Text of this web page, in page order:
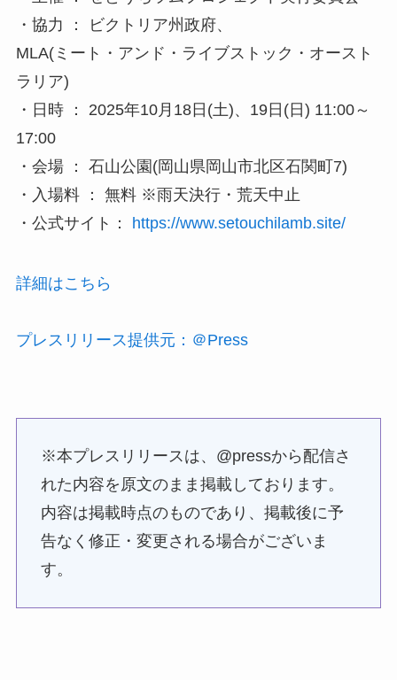
・協力 ： ビクトリア州政府、
MLA(ミート・アンド・ライブストック・オースト
ラリア)
・日時 ： 2025年10月18日(土)、19日(日) 11:00～
17:00
・会場 ： 石山公園(岡山県岡山市北区石関町7)
・入場料 ： 無料 ※雨天決行・荒天中止
・公式サイト：
https://www.setouchilamb.site/
詳細はこちら
プレスリリース提供元：＠Press
※本プレスリリースは、@pressから配信さ
れた内容を原文のまま掲載しております。
内容は掲載時点のものであり、掲載後に予
告なく修正・変更される場合がございま
す。